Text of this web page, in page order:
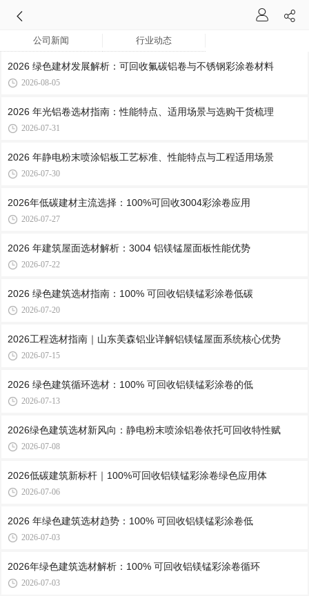
公司新闻 行业动态
2026 绿色建材发展解析：可回收氟碳铝卷与不锈钢彩涂卷材料
2026-08-05
2026 年光铝卷选材指南：性能特点、适用场景与选购干货梳理
2026-07-31
2026 年静电粉末喷涂铝板工艺标准、性能特点与工程适用场景
2026-07-30
2026年低碳建材主流选择：100%可回收3004彩涂卷应用
2026-07-27
2026 年建筑屋面选材解析：3004 铝镁锰屋面板性能优势
2026-07-22
2026 绿色建筑选材指南：100% 可回收铝镁锰彩涂卷低碳
2026-07-20
2026工程选材指南｜山东美森铝业详解铝镁锰屋面系统核心优势
2026-07-15
2026 绿色建筑循环选材：100% 可回收铝镁锰彩涂卷的低
2026-07-13
2026绿色建筑选材新风向：静电粉末喷涂铝卷依托可回收特性赋
2026-07-08
2026低碳建筑新标杆｜100%可回收铝镁锰彩涂卷绿色应用体
2026-07-06
2026 年绿色建筑选材趋势：100% 可回收铝镁锰彩涂卷低
2026-07-03
2026年绿色建筑选材解析：100% 可回收铝镁锰彩涂卷循环
2026-07-03